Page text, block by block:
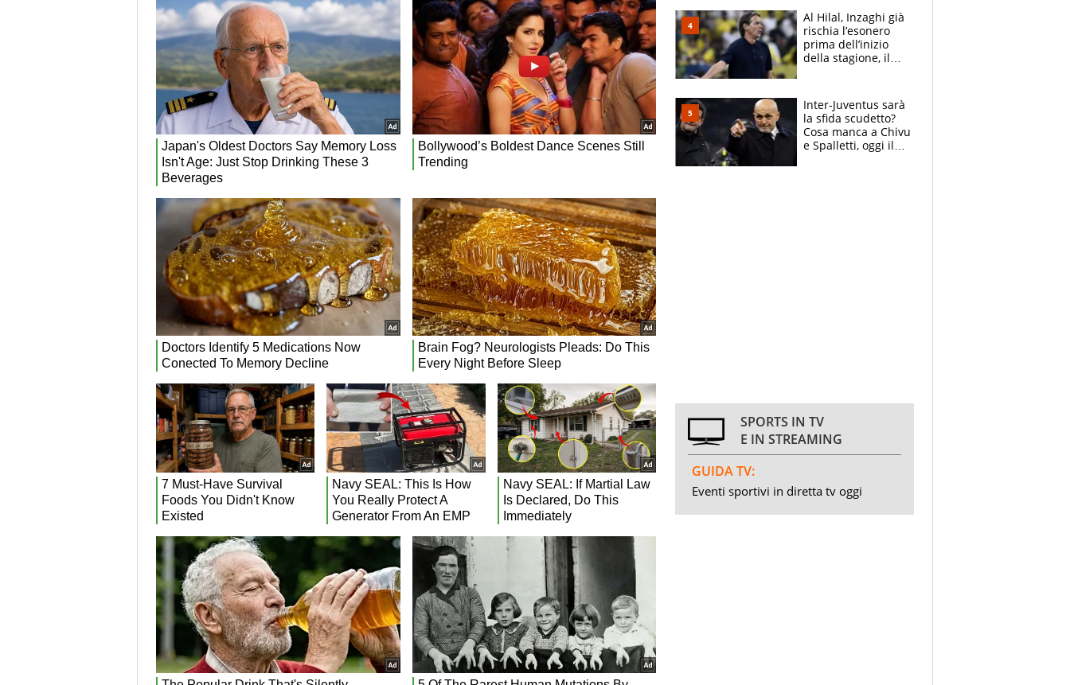
finale
Al Hilal, Inzaghi già
rischia l’esonero
prima dell’inizio
della stagione, il
Inter-Juventus sarà
la sfida scudetto?
Cosa manca a Chivu
e Spalletti, oggi il
SPORTS IN TV
E IN STREAMING
GUIDA TV:
Eventi sportivi in diretta tv oggi